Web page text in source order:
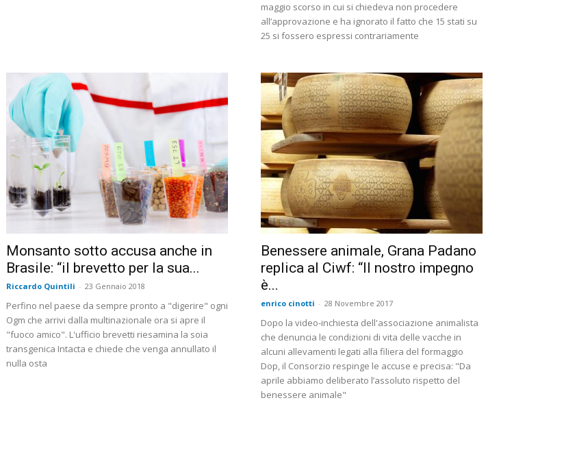
maggio scorso in cui si chiedeva non procedere
all’approvazione e ha ignorato il fatto che 15 stati su
25 si fossero espressi contrariamente
Monsanto sotto accusa anche in
Brasile: “il brevetto per la sua...
Riccardo Quintili - 23 Gennaio 2018
Perfino nel paese da sempre pronto a "digerire" ogni
Ogm che arrivi dalla multinazionale ora si apre il
"fuoco amico". L'ufficio brevetti riesamina la soia
transgenica Intacta e chiede che venga annullato il
nulla osta
Benessere animale, Grana Padano
replica al Ciwf: “Il nostro impegno
è...
enrico cinotti - 28 Novembre 2017
Dopo la video-inchiesta dell'associazione animalista
che denuncia le condizioni di vita delle vacche in
alcuni allevamenti legati alla filiera del formaggio
Dop, il Consorzio respinge le accuse e precisa: "Da
aprile abbiamo deliberato l’assoluto rispetto del
benessere animale"